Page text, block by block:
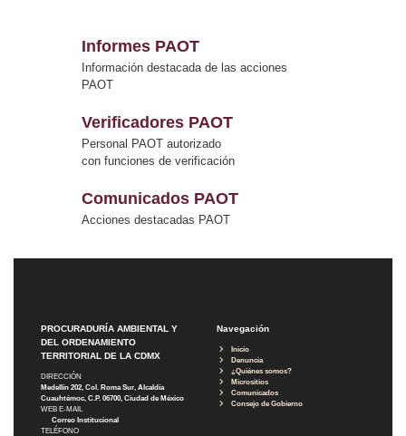
Informes PAOT
Información destacada de las acciones
PAOT
Verificadores PAOT
Personal PAOT autorizado
con funciones de verificación
Comunicados PAOT
Acciones destacadas PAOT
PROCURADURÍA AMBIENTAL Y
DEL ORDENAMIENTO
TERRITORIAL DE LA CDMX
DIRECCIÓN
Medellín 202, Col. Roma Sur, Alcaldía
Cuauhtémoc, C.P. 06700, Ciudad de México
WEB E-MAIL
Correo Institucional
TELÉFONO
Navegación
Inicio
Denuncia
¿Quiénes somos?
Micrositios
Comunicados
Consejo de Gobierno